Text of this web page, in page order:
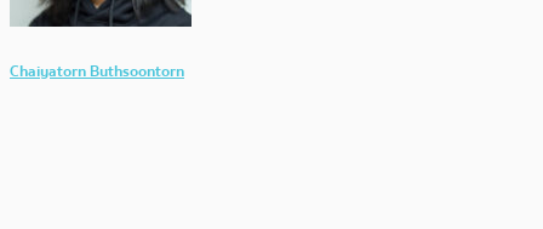
Chaiyatorn Buthsoontorn